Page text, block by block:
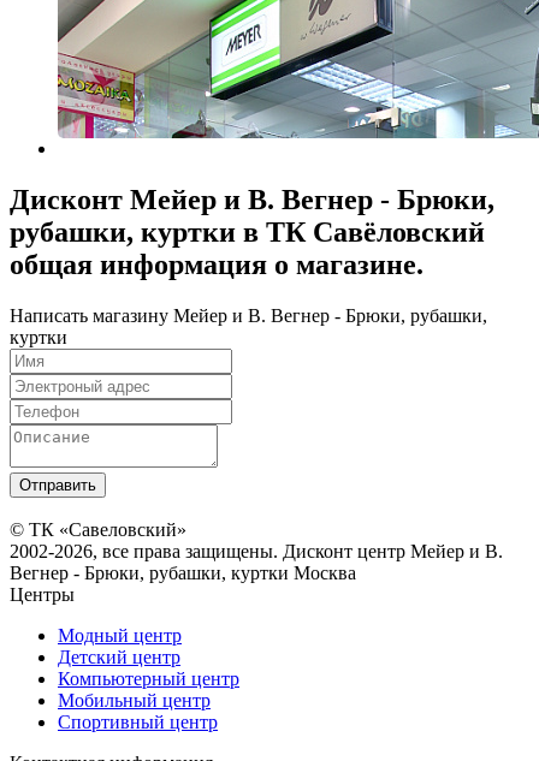
Дисконт Мейер и В. Вегнер - Брюки,
рубашки, куртки в ТК Савёловский
общая информация о магазине.
Написать магазину Мейер и В. Вегнер - Брюки, рубашки,
куртки
© ТК «Савеловский»
2002-2026, все права защищены. Дисконт центр Мейер и В.
Вегнер - Брюки, рубашки, куртки Москва
Центры
Модный центр
Детский центр
Компьютерный центр
Мобильный центр
Спортивный центр